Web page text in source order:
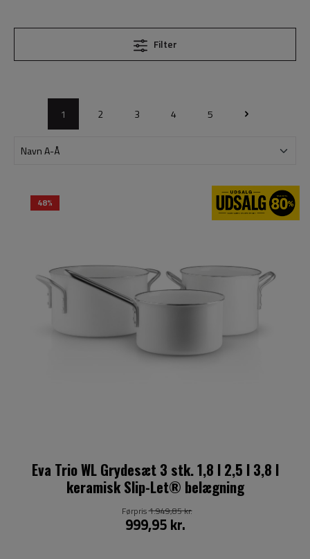
Filter
1 2 3 4 5
48%
Eva Trio WL Grydesæt 3 stk. 1,8 l 2,5 l 3,8 l
keramisk Slip-Let® belægning
999,95 kr.
Førpris1.949,85 kr.